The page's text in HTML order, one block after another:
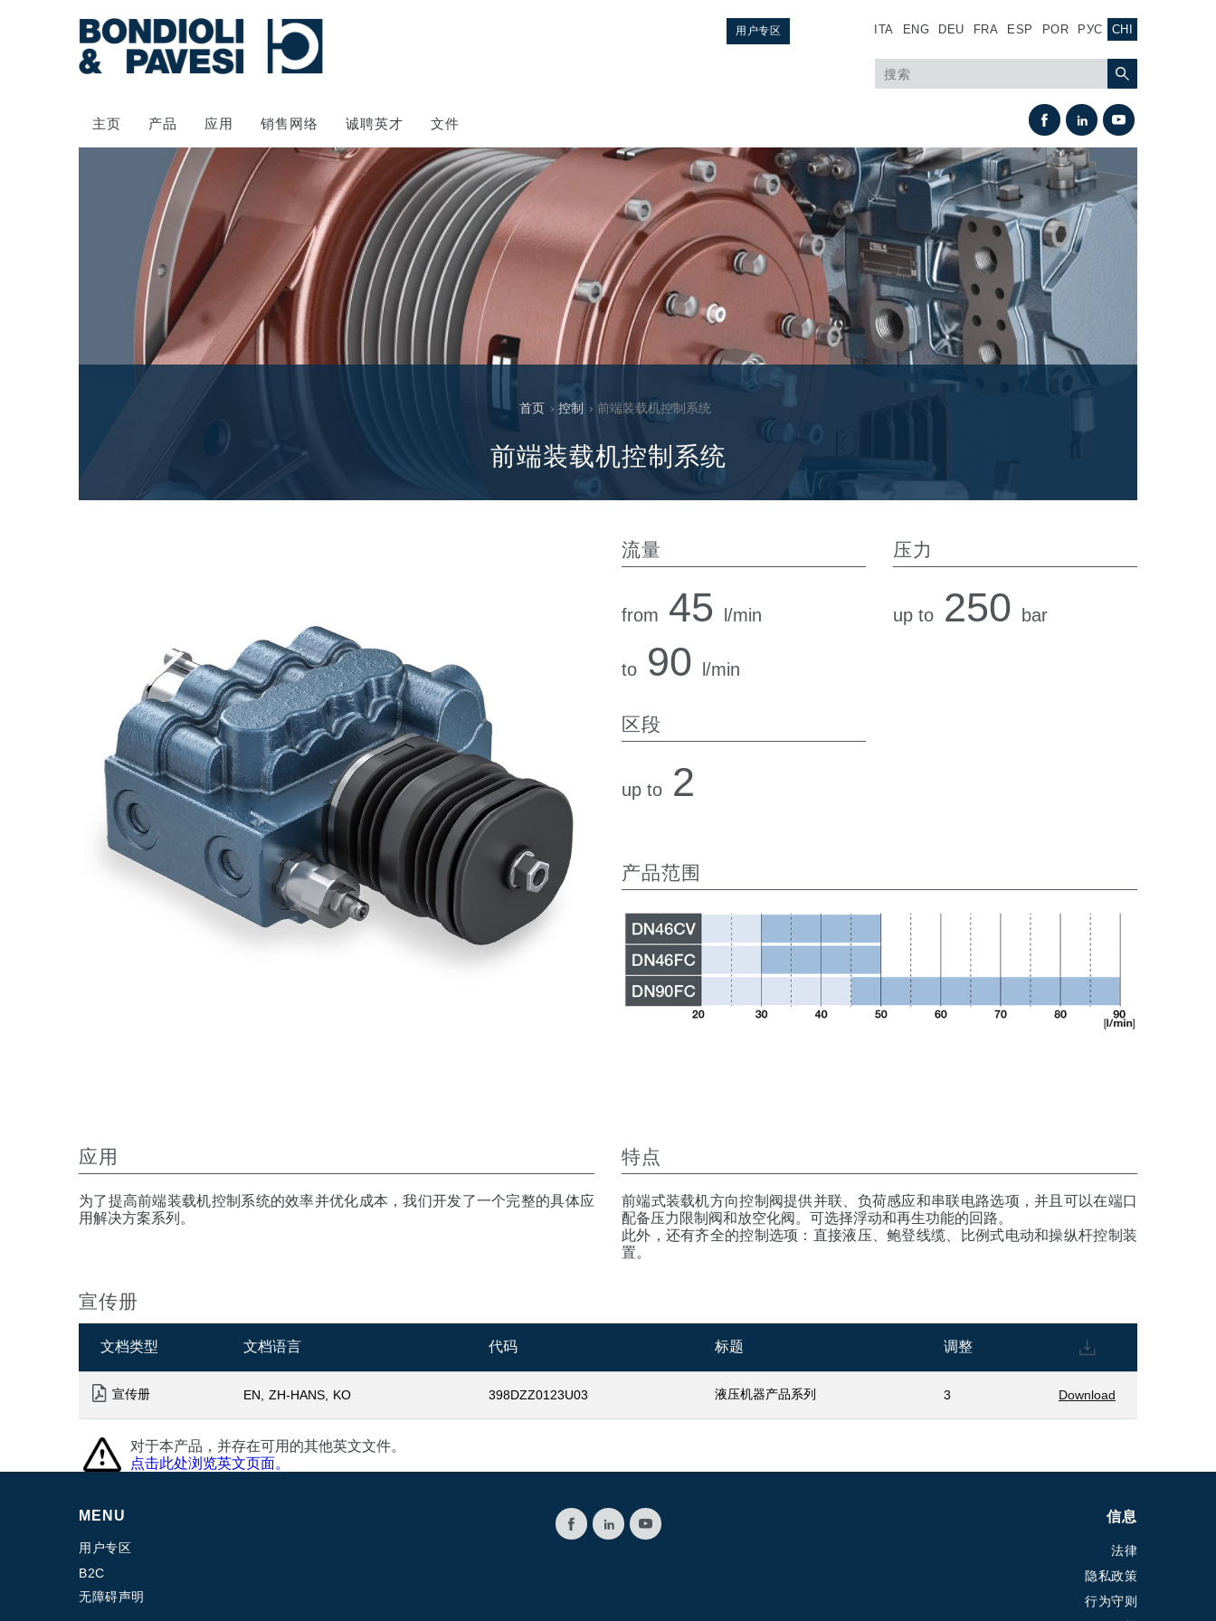
ITA ENG DEU FRA ESP POR РУС CHI
用户专区
主页 产品 应用 销售网络 诚聘英才 文件
动力传输
万向传动轴
专为 Bondioli & Pavesi 制造 的内齿轮油泵和滚切式马达
联轴器系统
控制
线性阀
服控制器
热交换
首页 › 控制 › 前端装载机控制系统
前端装载机控制系统
流量
from 45 l/min
to 90 l/min
区段
up to 2
压力
up to 250 bar
产品范围
应用
为了提高前端装载机控制系统的效率并优化成本，我们开发了一个完整的具体应
用解决方案系列。
特点
前端式装载机方向控制阀提供并联、负荷感应和串联电路选项，并且可以在端口
配备压力限制阀和放空化阀。可选择浮动和再生功能的回路。
此外，还有齐全的控制选项：直接液压、鲍登线缆、比例式电动和操纵杆控制装
置。
宣传册
文档类型 文档语言 代码 标题 调整
宣传册 EN ZH-HANS KO 398DZZ0123U03 液压机器产品系列 3 Download
对于本产品，并存在可用的其他英文文件。
点击此处浏览英文页面。
MENU
用户专区
B2C
无障碍声明
信息
法律
隐私政策
行为守则